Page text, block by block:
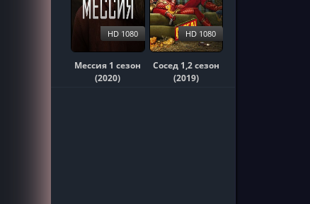
Мессия 1 сезон
(2020)
HD 1080
Сосед 1,2 сезон
(2019)
HD 1080